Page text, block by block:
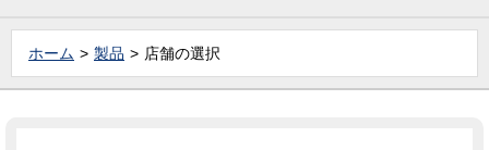
ホーム 製品 店舗の選択